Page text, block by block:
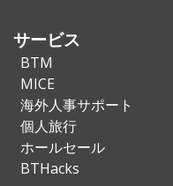
サービス
BTM
MICE
海外人事サポート
個人旅行
ホールセール
BTHacks